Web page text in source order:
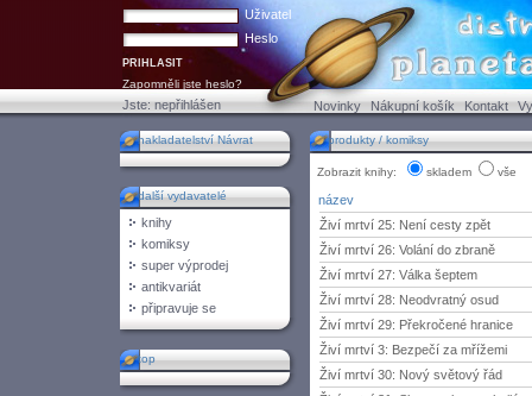
Uživatel
Heslo
Zapomněli jste heslo?
Jste:nepřihlášen Novinky Nákupní košík Kontakt
nakladatelství Návrat
další vydavatelé
knihy
komiksy
super výprodej
antikvariát
připravuje se
top
produkty / komiksy
Zobrazit knihy: skladem vše
název
Živí mrtví 25: Není cesty zpět
Živí mrtví 26: Volání do zbraně
Živí mrtví 27: Válka šeptem
Živí mrtví 28: Neodvratný osud
Živí mrtví 29: Překročené hranice
Živí mrtví 3: Bezpečí za mřížemi
Živí mrtví 30: Nový světový řád